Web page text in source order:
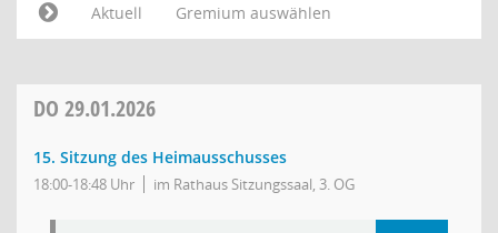
Aktuell
Gremium auswählen
DO 29.01.2026
15. Sitzung des Heimausschusses
18:00-18:48 Uhr im Rathaus Sitzungssaal, 3. OG